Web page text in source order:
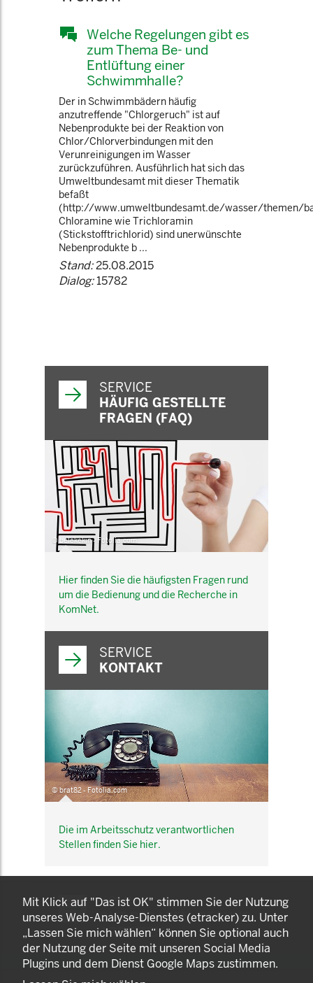
Welche Regelungen gibt es
zum Thema Be- und
Entlüftung einer
Schwimmhalle?
Der in Schwimmbädern häufig
anzutreffende "Chlorgeruch" ist auf
Nebenprodukte bei der Reaktion von
Chlor/Chlorverbindungen mit den
Verunreinigungen im Wasser
zurückzuführen. Ausführlich hat sich das
Umweltbundesamt mit dieser Thematik
befaßt
(http://www.umweltbundesamt.de/wasser/themen/
Chloramine wie Trichloramin
(Stickstofftrichlorid) sind unerwünschte
Nebenprodukte b ...
Stand:25.08.2015
Dialog:15782
SERVICE
HÄUFIG GESTELLTE
FRAGEN (FAQ)
© belekekin - Fotolia.com
Hier finden Sie die häufigsten Fragen rund
um die Bedienung und die Recherche in
KomNet.
SERVICE
KONTAKT
© brat82 - Fotolia.com
Die im Arbeitsschutz verantwortlichen
Stellen finden Sie hier.
KOMNET
GUT BERATEN. GESUND
ARBEITEN.
Mit Klick auf "Das ist OK" stimmen Sie der Nutzung
unseres Web-Analyse-Dienstes (etracker) zu. Unter
„Lassen Sie mich wählen“ können Sie optional auch
der Nutzung der Seite mit unseren Social Media
Plugins und dem Dienst Google Maps zustimmen.